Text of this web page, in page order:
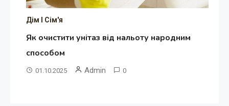
Дім І Сім'я
Як очистити унітаз від нальоту народним
способом
01.10.2025 Admin 0